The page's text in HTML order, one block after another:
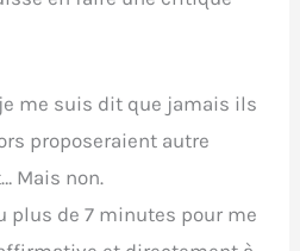
me suis dit que jamais ils
proposeraient autre
Mais non.
plus de 7 minutes pour me